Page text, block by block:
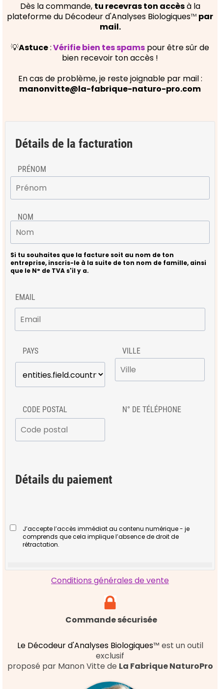
Dès la commande, tu recevras ton accèsà la
plateforme du Décodeur d'Analyses Biologiques™ par
mail.
💡Astuce:Vérifie bien tes spams pour être sûr de
bien recevoir ton accès !
En cas de problème, je reste joignable par mail :
manonvitte@la-fabrique-naturo-pro.com
Détails de la facturation
PRÉNOM
NOM
Si tu souhaites que la facture soit au nom de ton
entreprise, inscris-le à la suite de ton nom de famille, ainsi
que le N° de TVA s'il y a.
EMAIL
PAYS VILLE
CODE POSTAL N° DE TÉLÉPHONE
Détails du paiement
J’accepte l’accès immédiat au contenu numérique - je
comprends que cela implique l’absence de droit de
rétractation.
Conditions générales de vente
Commande sécurisée
Le Décodeur d'Analyses Biologiques™ est un outil
exclusif
proposé par Manon Vitte de La Fabrique NaturoPro